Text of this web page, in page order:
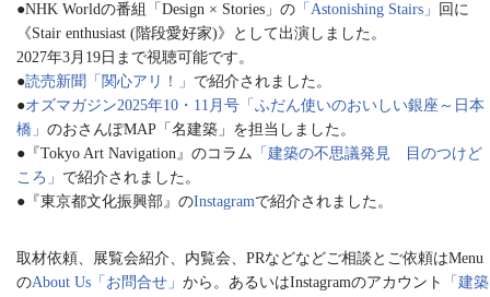
●NHK Worldの番組「Design × Stories」の 「Astonishing Stairs」
回に
《Stair enthusiast (階段愛好家)》として出演しました。
2027年3月19日まで視聴可能です。
●読売新聞「関心アリ！」 で紹介されました。
●オズマガジン2025年10・11月号「ふだん使いのおいしい銀座～日本
橋」 のおさんぽMAP「名建築」を担当しました。
●『Tokyo Art Navigation』のコラム 「建築の不思議発見 目のつけど
ころ」 で紹介されました。
●『東京都文化振興部』のInstagramで紹介されました。
取材依頼、展覧会紹介、内覧会、PRなどなどご相談とご依頼はMenu
のAbout Us「お問合せ」 から。あるいはInstagramのアカウント
「建築